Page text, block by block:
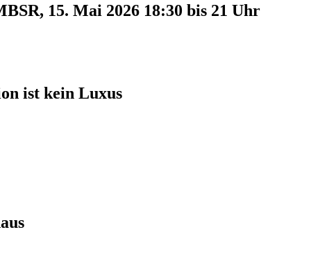
15. Mai 2026 18:30 bis 21 Uhr
ist kein Luxus